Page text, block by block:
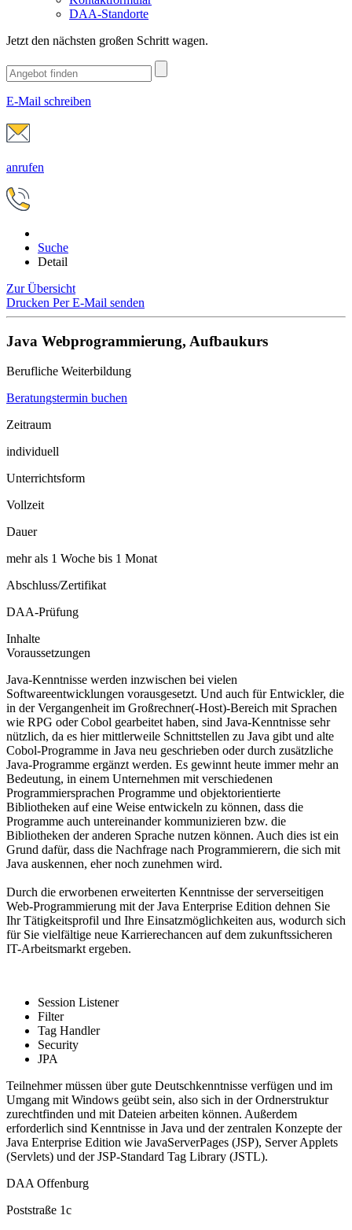
DAA-Standorte
Jetzt den nächsten großen Schritt wagen.
E-Mail schreiben
anrufen
Suche
Detail
Zur Übersicht
Drucken Per E-Mail senden
Java Webprogrammierung, Aufbaukurs
Berufliche Weiterbildung
Beratungstermin buchen
Zeitraum
individuell
Unterrichtsform
Vollzeit
Dauer
mehr als 1 Woche bis 1 Monat
Abschluss/Zertifikat
DAA-Prüfung
Inhalte
Voraussetzungen
Java-Kenntnisse werden inzwischen bei vielen
Softwareentwicklungen vorausgesetzt. Und auch für Entwickler, die
in der Vergangenheit im Großrechner(-Host)-Bereich mit Sprachen
wie RPG oder Cobol gearbeitet haben, sind Java-Kenntnisse sehr
nützlich, da es hier mittlerweile Schnittstellen zu Java gibt und alte
Cobol-Programme in Java neu geschrieben oder durch zusätzliche
Java-Programme ergänzt werden. Es gewinnt heute immer mehr an
Bedeutung, in einem Unternehmen mit verschiedenen
Programmiersprachen Programme und objektorientierte
Bibliotheken auf eine Weise entwickeln zu können, dass die
Programme auch untereinander kommunizieren bzw. die
Bibliotheken der anderen Sprache nutzen können. Auch dies ist ein
Grund dafür, dass die Nachfrage nach Programmierern, die sich mit
Java auskennen, eher noch zunehmen wird.
Durch die erworbenen erweiterten Kenntnisse der serverseitigen
Web-Programmierung mit der Java Enterprise Edition dehnen Sie
Ihr Tätigkeitsprofil und Ihre Einsatzmöglichkeiten aus, wodurch sich
für Sie vielfältige neue Karrierechancen auf dem zukunftssicheren
IT-Arbeitsmarkt ergeben.
Session Listener
Filter
Tag Handler
Security
JPA
Teilnehmer müssen über gute Deutschkenntnisse verfügen und im
Umgang mit Windows geübt sein, also sich in der Ordnerstruktur
zurechtfinden und mit Dateien arbeiten können. Außerdem
erforderlich sind Kenntnisse in Java und der zentralen Konzepte der
Java Enterprise Edition wie JavaServerPages (JSP), Server Applets
(Servlets) und der JSP-Standard Tag Library (JSTL).
DAA Offenburg
Poststraße 1c